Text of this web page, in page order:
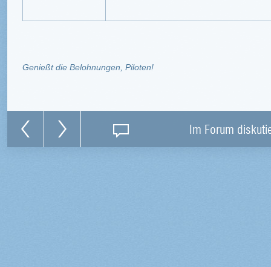
Genießt die Belohnungen, Piloten!
Im Forum